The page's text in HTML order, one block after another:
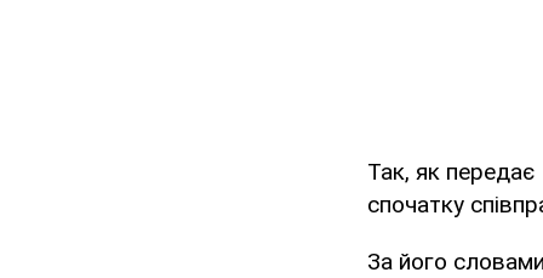
Так, як передає
спочатку
За його